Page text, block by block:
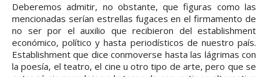
Deberemos admitir, no obstante, que figuras como las
mencionadas serían estrellas fugaces en el firmamento de
no ser por el auxilio que recibieron del establishment
económico, político y hasta periodísticos de nuestro país.
Establishment que dice conmoverse hasta las lágrimas con
la poesía, el teatro, el cine u otro tipo de arte, pero que se